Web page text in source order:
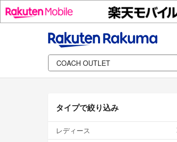
タイプで絞り込み
レディース